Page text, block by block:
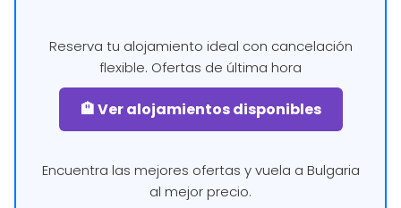
Reserva tu alojamiento ideal con cancelación
flexible. Ofertas de última hora
🏨 Ver alojamientos disponibles
Encuentra las mejores ofertas y vuela a Bulgaria
al mejor precio.